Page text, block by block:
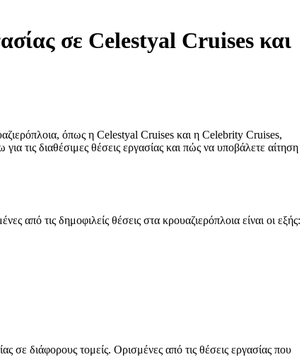
σε Celestyal Cruises και
όπως η Celestyal Cruises και η Celebrity Cruises,
τις διαθέσιμες θέσεις εργασίας και πώς να υποβάλετε αίτηση
από τις δημοφιλείς θέσεις στα κρουαζιερόπλοια είναι οι εξής:
σε διάφορους τομείς. Ορισμένες από τις θέσεις εργασίας που